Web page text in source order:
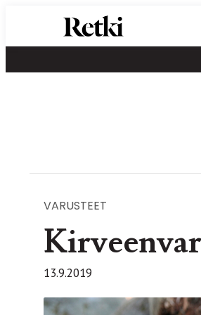
sisältöön
Retki-lehti
Retkeily,
vaellus,
VARUSTEET
13.9.2019